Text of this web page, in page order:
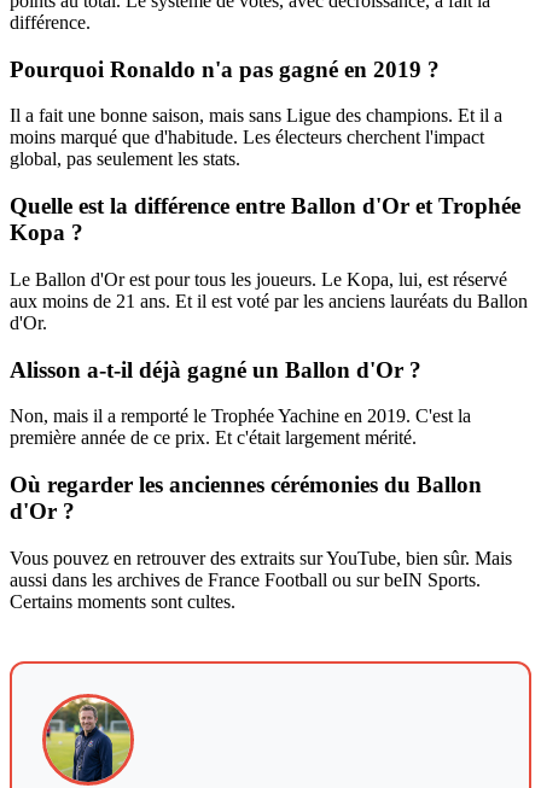
différence.
Pourquoi Ronaldo n'a pas gagné en 2019 ?
Il a fait une bonne saison, mais sans Ligue des champions. Et il a
moins marqué que d'habitude. Les électeurs cherchent l'impact
global, pas seulement les stats.
Quelle est la différence entre Ballon d'Or et Trophée
Kopa ?
Le Ballon d'Or est pour tous les joueurs. Le Kopa, lui, est réservé
aux moins de 21 ans. Et il est voté par les anciens lauréats du Ballon
d'Or.
Alisson a-t-il déjà gagné un Ballon d'Or ?
Non, mais il a remporté le Trophée Yachine en 2019. C'est la
première année de ce prix. Et c'était largement mérité.
Où regarder les anciennes cérémonies du Ballon
d'Or ?
Vous pouvez en retrouver des extraits sur YouTube, bien sûr. Mais
aussi dans les archives de France Football ou sur beIN Sports.
Certains moments sont cultes.